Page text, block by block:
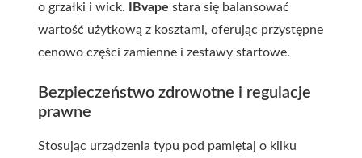
o grzałki i wick.
IBvape stara się balansować
wartość użytkową z kosztami, oferując przystępne
cenowo części zamienne i zestawy startowe.
Bezpieczeństwo zdrowotne i regulacje
prawne
Stosując urządzenia typu pod pamiętaj o kilku